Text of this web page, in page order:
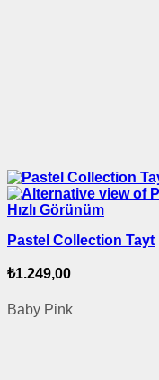
Hızlı Görünüm
Pastel Collection Tayt
₺1.249,00
Baby Pink